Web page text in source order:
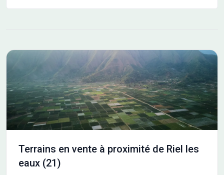
45-01-83-12. Elle se tient à votre disposition pour vous
Terrains en vente à proximité de Riel les
eaux (21)